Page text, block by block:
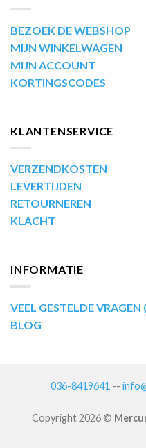
BEZOEK DE WEBSHOP
MIJN WINKELWAGEN
MIJN ACCOUNT
KORTINGSCODES
KLANTENSERVICE
VERZENDKOSTEN
LEVERTIJDEN
RETOURNEREN
KLACHT
INFORMATIE
VEEL GESTELDE VRAGEN
BLOG
036-8419641 --
Copyright 2026 ©